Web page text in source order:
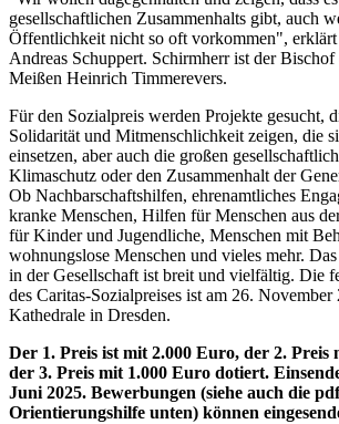
gesellschaftlichen Zusammenhalts gibt, auch
Öffentlichkeit nicht so oft vorkommen",
Andreas Schuppert. Schirmherr ist der
Meißen Heinrich Timmerevers.
Für den Sozialpreis werden Projekte gesucht,
Solidarität und Mitmenschlichkeit zeigen, die
einsetzen, aber auch die großen
Klimaschutz oder den Zusammenhalt der
Ob Nachbarschaftshilfen, ehrenamtliches
kranke Menschen, Hilfen für Menschen aus
für Kinder und Jugendliche, Menschen mit
wohnungslose Menschen und vieles mehr.
in der Gesellschaft ist breit und vielfältig. Die
des Caritas-Sozialpreises ist am 26.
Kathedrale in Dresden.
Der 1. Preis ist mit 2.000 Euro, der 2. Preis
der 3. Preis mit 1.000 Euro dotiert.
Juni 2025. Bewerbungen (siehe auch die
Orientierungshilfe unten) können